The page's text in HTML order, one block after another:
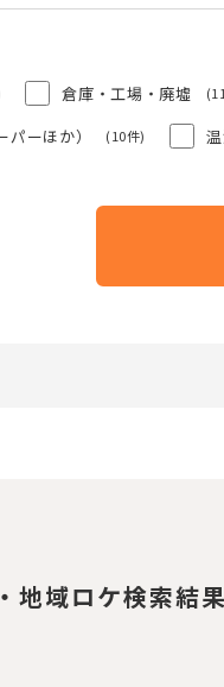
倉庫・工場・廃墟
ーほか） (10件)
地域ロケ検索結